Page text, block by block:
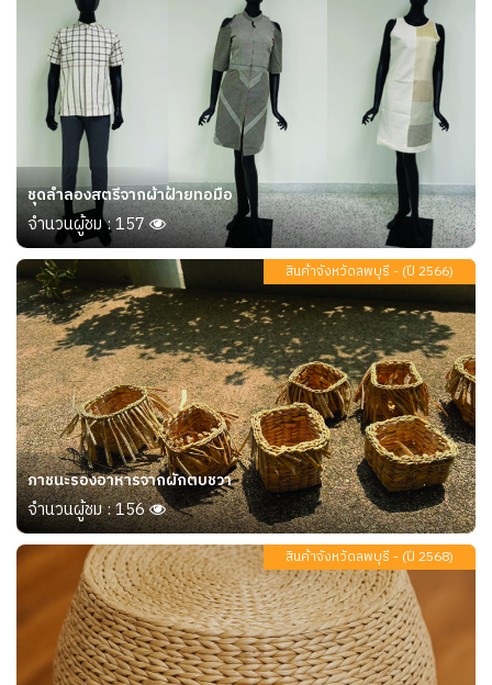
ชุดลำลองสตรีจากผ้าฝ้ายทอมือ
จำนวนผู้ชม : 157
สินค้าจังหวัดลพบุรี - (ปี 2566)
ภาชนะรองอาหารจากผักตบชวา
จำนวนผู้ชม : 156
สินค้าจังหวัดลพบุรี - (ปี 2568)